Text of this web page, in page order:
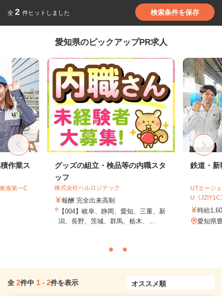
全 2 件ヒットしました 検索条件を保存
愛知県のピックアップPR求人
作業ス
海第一C
グッズの組立・検品等の内職スタ
ッフ
株式会社ベルロジテック
報酬 完全出来高制
【004】岐阜、静岡、愛知、三重、新
潟、長野、茨城、群馬、栃木、...
鉄道・新
UTエージ
U《JZIY1C
時給
愛知県
全 2件中 1 - 2件を表示